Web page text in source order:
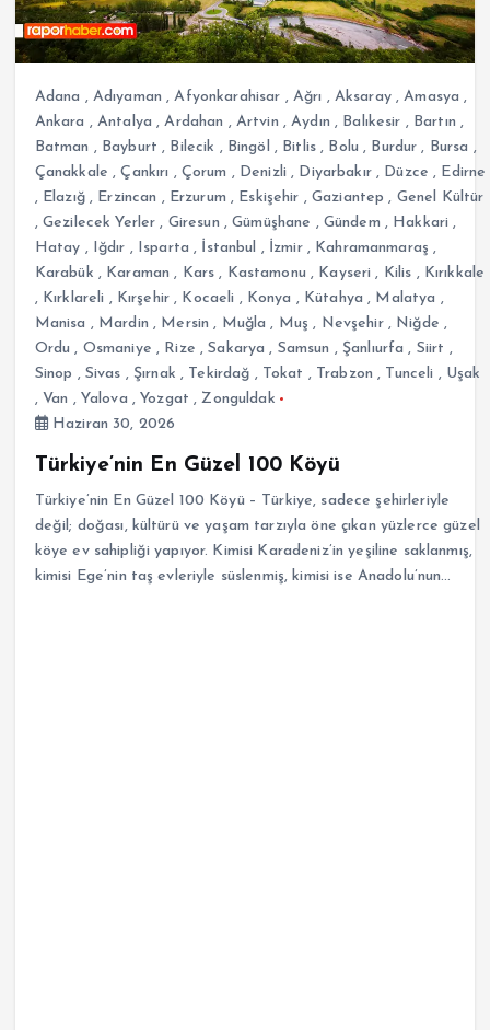
Adana , Adıyaman ,Afyonkarahisar , Ağrı , Aksaray,Amasya ,
Ankara , Antalya ,Ardahan , Artvin ,Aydın , Balıkesir , Bartın ,
Batman , Bayburt , Bilecik , Bingöl , Bitlis , Bolu , Burdur , Bursa ,
Çanakkale ,Çankırı , Çorum , Denizli , Diyarbakır, Düzce , Edirne
, Elazığ, Erzincan , Erzurum , Eskişehir , Gaziantep , Genel Kültür
, Gezilecek Yerler , Giresun ,Gümüşhane , Gündem , Hakkari ,
Hatay , Iğdır , Isparta , İstanbul , İzmir, Kahramanmaraş ,
Karabük , Karaman , Kars , Kastamonu , Kayseri , Kilis , Kırıkkale
, Kırklareli , Kırşehir, Kocaeli , Konya , Kütahya , Malatya ,
Manisa , Mardin , Mersin , Muğla , Muş , Nevşehir, Niğde ,
Ordu , Osmaniye , Rize ,Sakarya , Samsun , Şanlıurfa , Siirt ,
Sinop , Sivas , Şırnak , Tekirdağ , Tokat , Trabzon , Tunceli , Uşak
, Van , Yalova ,Yozgat ,Zonguldak
Haziran 30, 2026
Türkiye’nin En Güzel 100 Köyü
Türkiye’nin En Güzel 100 Köyü – Türkiye, sadece şehirleriyle
değil; doğası, kültürü ve yaşam tarzıyla öne çıkan yüzlerce güzel
köye ev sahipliği yapıyor. Kimisi Karadeniz’in yeşiline saklanmış,
kimisi Ege’nin taş evleriyle süslenmiş, kimisi ise Anadolu’nun…